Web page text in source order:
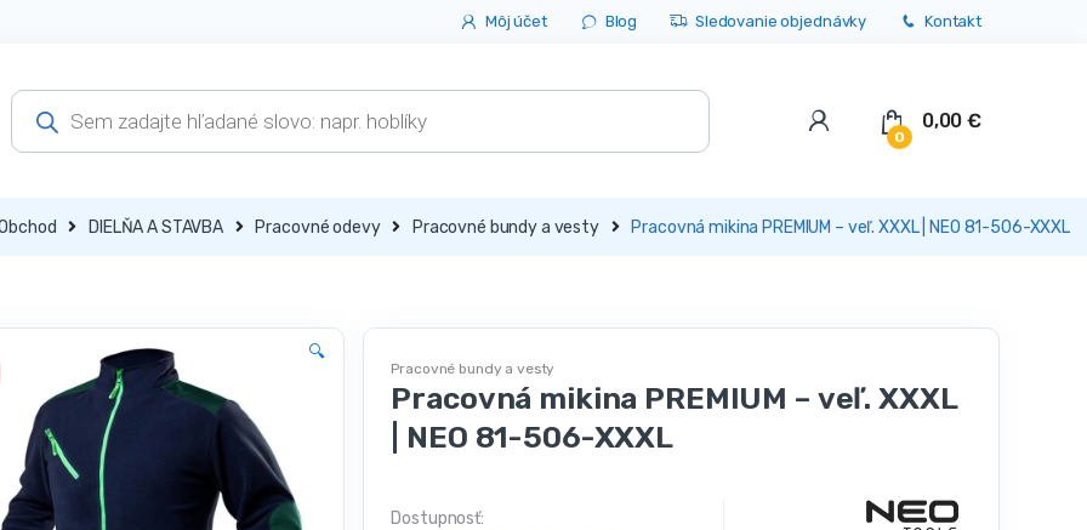
Môj účet Blog Sledovanie objednávky Kontakt
Products
search
0
0,00€
DIELŇA A STAVBA Pracovné odevy Pracovné bundy a vesty Pracovná mikina PREMIUM – veľ. XXXL | NEO 81-506-XXXL
🔍
Pracovné bundy a vesty
Pracovná mikina PREMIUM – veľ. XXXL
| NEO 81-506-XXXL
Dostupnosť: